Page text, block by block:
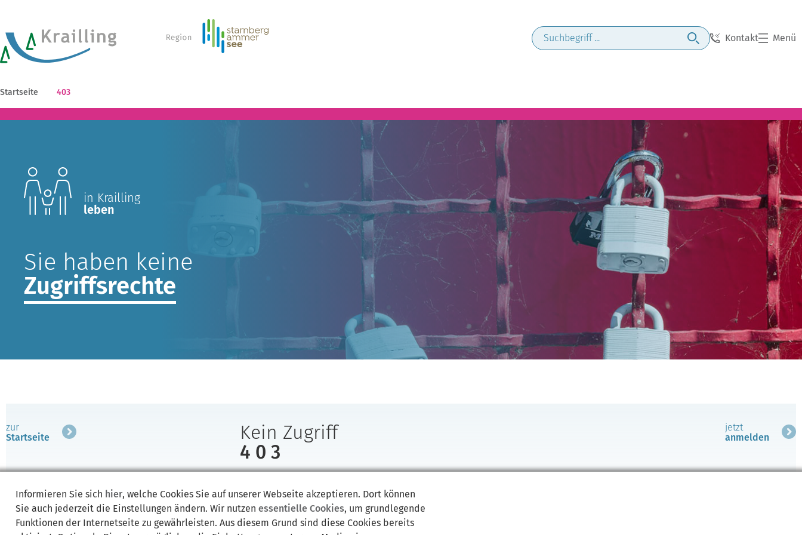
Kontakt Menü
Startseite 403
in Krailling
leben
Sie haben keine
Zugriffsrechte
zur
Startseite
Kein Zugriff
4 0 3
post-page/?newsletter_name=Newsletter+Brger&postid=398!
jetzt
anmelden
Informieren Sie sich hier, welche Cookies Sie auf unserer Webseite akzeptieren. Dort können
Sie auch jederzeit die Einstellungen ändern. Wir nutzen essentielle Cookies, um grundlegende
Funktionen der Internetseite zu gewährleisten. Aus diesem Grund sind diese Cookies bereits